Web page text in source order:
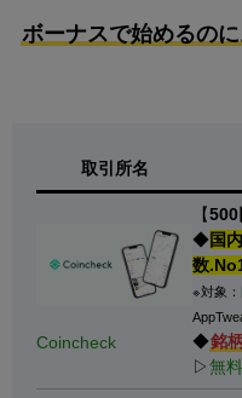
ボーナスで始めるの
取引所名
Coincheck
【500
◆国
数
※対象：
◆銘
▷無